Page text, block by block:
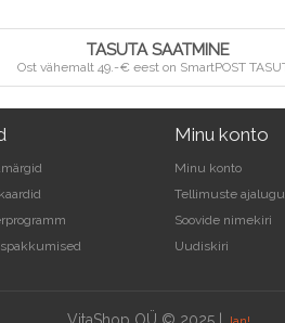
TASUTA SAATMINE
Ost vähemalt 49.-€ eest on SmartPOST
Minu konto
Minu konto
Tellimuste ajalugu
Soovide nimekiri
Uudiskiri